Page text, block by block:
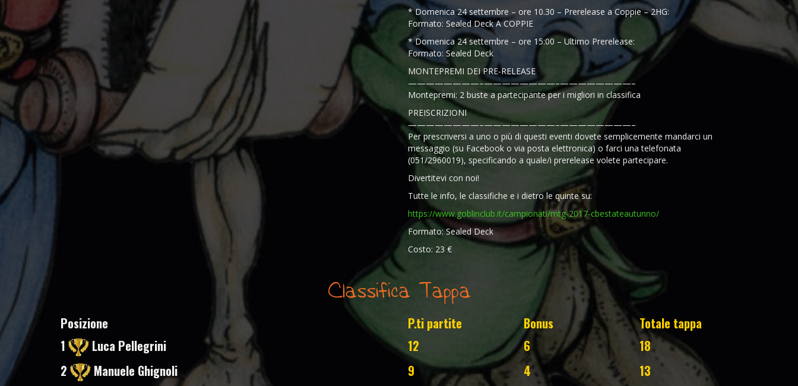
* Domenica 24 settembre – ore 10.30 – Prerelease a Coppie – 2HG:
Formato: Sealed Deck A COPPIE
* Domenica 24 settembre – ore 15:00 – Ultimo Prerelease:
Formato: Sealed Deck
MONTEPREMI DEI PRE-RELEASE
————————–————————–————————–
Montepremi: 2 buste a partecipante per i migliori in classifica
PREISCRIZIONI
————————–————————–————————–
Per prescriversi a uno o più di questi eventi dovete semplicemente mandarci un
messaggio (su Facebook o via posta elettronica) o farci una telefonata
(051/2960019), specificando a quale/i prerelease volete partecipare.
Divertitevi con noi!
Tutte le info, le classifiche e i dietro le quinte su:
https://www.goblinclub.it/campionati/mtg-2017-cbestateautunno/
Formato: Sealed Deck
Costo: 23 €
Classifica Tappa
Posizione P.ti partite Bonus
Totale tappa
1
Luca Pellegrini 12 6
18
2
Manuele Ghignoli 9 4
13